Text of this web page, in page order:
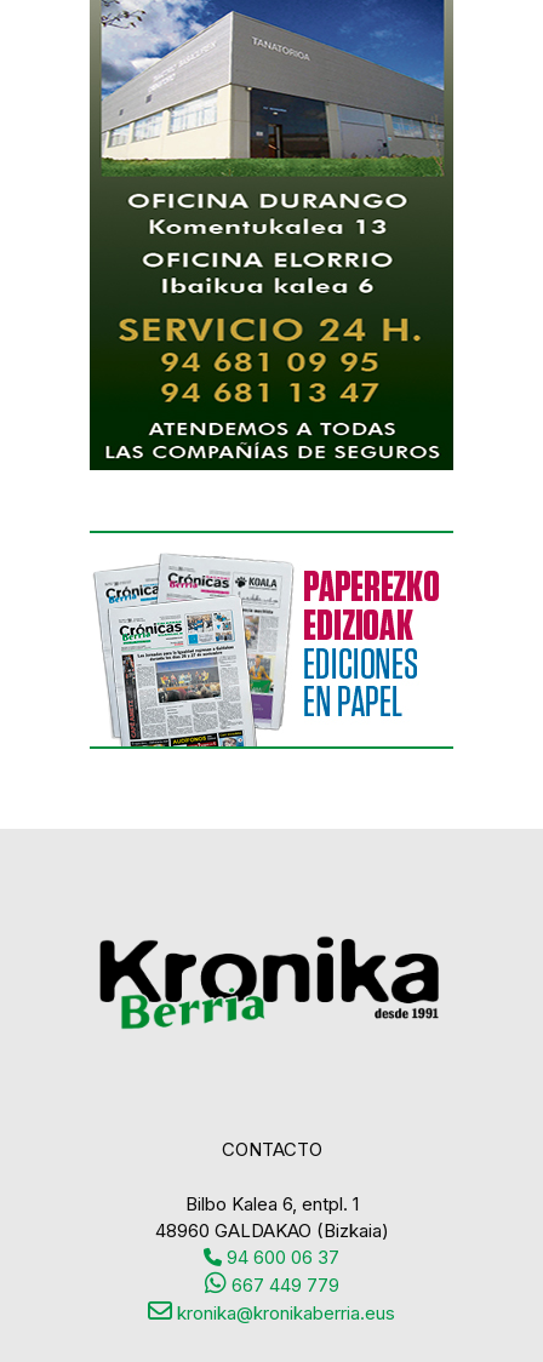
CONTACTO
Bilbo Kalea 6, entpl. 1
48960 GALDAKAO (Bizkaia)
94 600 06 37
667 449 779
kronika@kronikaberria.eus